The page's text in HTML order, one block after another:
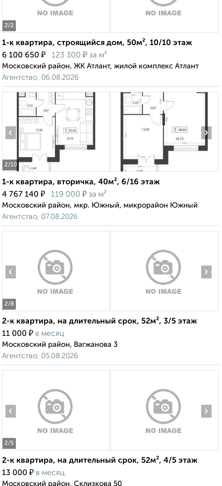
2/2
1-к квартира, строящийся дом, 50м², 10/10 этаж
6 100 650 ₽ 123 300 ₽ за м²
Московский район, ЖК Атлант, жилой комплекс Атлант
Агентство, 06.08.2026
2/10
‹ ›
1-к квартира, вторичка, 40м², 6/16 этаж
4 767 140 ₽ 119 000 ₽ за м²
Московский район, мкр. Южный, микрорайон Южный
Агентство, 07.08.2026
2/8
‹ ›
2-к квартира, на длительный срок, 52м², 3/5 этаж
11 000 ₽ в месяц
Московский район, Вагжанова 3
Агентство, 05.08.2026
2/5
‹ ›
2-к квартира, на длительный срок, 52м², 4/5 этаж
13 000 ₽ в месяц
Московский район, Склизкова 50